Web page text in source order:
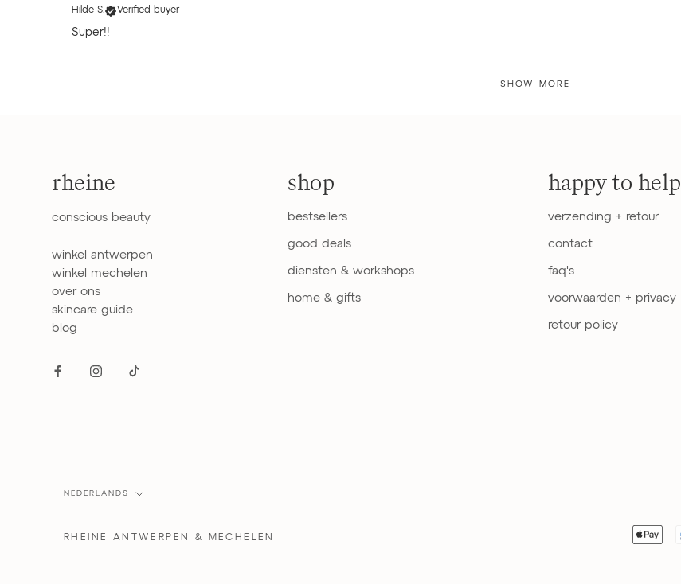
Hilde S. Verified buyer
Super!!
SHOW MORE
rheine
conscious beauty
winkel antwerpen
winkel mechelen
over ons
skincare guide
blog
shop
bestsellers
good deals
diensten & workshops
home & gifts
happy to help
verzending + retour
contact
faq's
voorwaarden + privacy
retour policy
Taal
NEDERLANDS
RHEINE ANTWERPEN & MECHELEN